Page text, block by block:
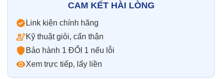
CAM KẾT HÀI LÒNG
Link kiện chính hãng
Kỹ thuật giỏi, cẩn thận
Bảo hành 1 ĐỔI 1 nếu lỗi
Xem trực tiếp, lấy liền